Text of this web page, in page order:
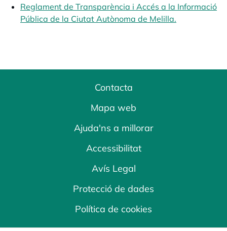
Reglament de Transparència i Accés a la Informació
Pública de la Ciutat Autònoma de Melilla.
Contacta
Mapa web
Ajuda'ns a millorar
Accessibilitat
Avís Legal
Protecció de dades
Política de cookies